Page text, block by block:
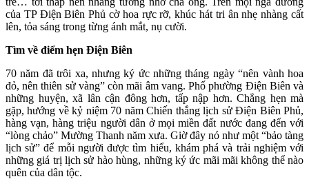
của TP Điện Biên Phủ cờ hoa rực rỡ, khúc hát tri ân nhẹ nhàng cất
lên, tỏa sáng trong từng ánh mắt, nụ cười.
Tìm về điểm hẹn Điện Biên
70 năm đã trôi xa, nhưng ký ức những tháng ngày “nên vành hoa
đỏ, nên thiên sử vàng” còn mãi âm vang. Phố phường Điện Biên và
những huyện, xã lân cận đông hơn, tấp nập hơn. Chẳng hẹn mà
gặp, hướng về kỷ niệm 70 năm Chiến thắng lịch sử Điện Biên Phủ,
hàng vạn, hàng triệu người dân ở mọi miền đất nước đang đến với
“lòng chảo” Mường Thanh năm xưa. Giờ đây nó như một “bảo tàng
lịch sử” để mỗi người được tìm hiểu, khám phá và trải nghiệm với
những giá trị lịch sử hào hùng, những ký ức mãi mãi không thể nào
quên của dân tộc.